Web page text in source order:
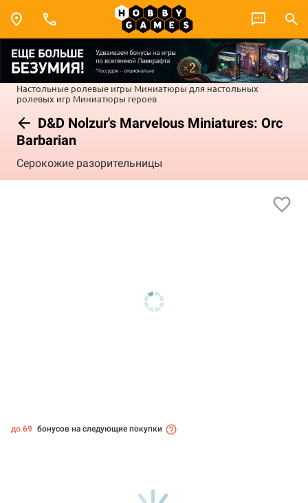
Настольные ролевые игры Миниатюры для настольных
ролевых игр Миниатюры героев
D&D Nolzur's Marvelous Miniatures: Orc
Barbarian
Серокожие разорительницы
до 69 бонусов на следующие покупки